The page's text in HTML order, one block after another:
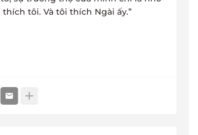
tôi. Và tôi thích Ngài ấy.”